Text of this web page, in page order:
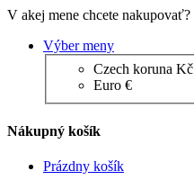
V akej mene chcete nakupovať?
Výber meny
Czech koruna Kč
Euro €
Nákupný košík
Prázdny košík